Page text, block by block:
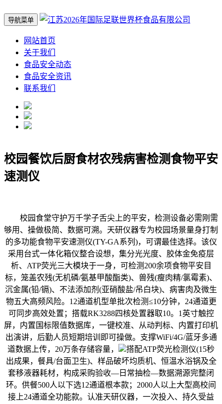
导航菜单
网站首页
关于我们
食品安全动态
食品安全资讯
联系我们
校园餐饮后厨食材农残病害检测食物平安
速测仪
校园食堂守护万千学子舌尖上的平安，检测设备必需刚需
够用、操做极简、数据可溯。天研仪器专为校园场景量身打制
的多功能食物平安速测仪(TY-GA系列)，可谓最佳选择。该仪
采用台式一体化箱仪整合设想，集分光光度、胶体金免疫层
析、ATP荧光三大模块于一身，可检测200余项食物平安目
标，笼盖农残(无机磷/氨基甲酸酯类)、兽残(瘦肉精/氯霉素)、
沉金属(铅/镉)、不法添加剂(亚硝酸盐/吊白块)、病害肉及微生
物五大高频风险。12通道机型单批次检测≤10分钟，24通道更
可同步高效处置；搭载RK3288四核处置器取10。1英寸触控
屏，内置国标限值数据库，一键校准、从动判标、内置打印机
出演讲，后勤人员短期培训即可操做。支撑WiFi/4G/蓝牙多通
道数据上传，20万条存储容量，
搭配ATP荧光检测仪(15秒
出成果，餐具/台面卫生)、样品破坏均质机、恒温水浴锅及全
套移液器耗材，构成采购验收—日常抽检—数据溯源完整闭
环。供餐500人以下选12通道根本款；2000人以上大型高校间
接上24通道全功能款。认准天研仪器，一次投入、持久受益